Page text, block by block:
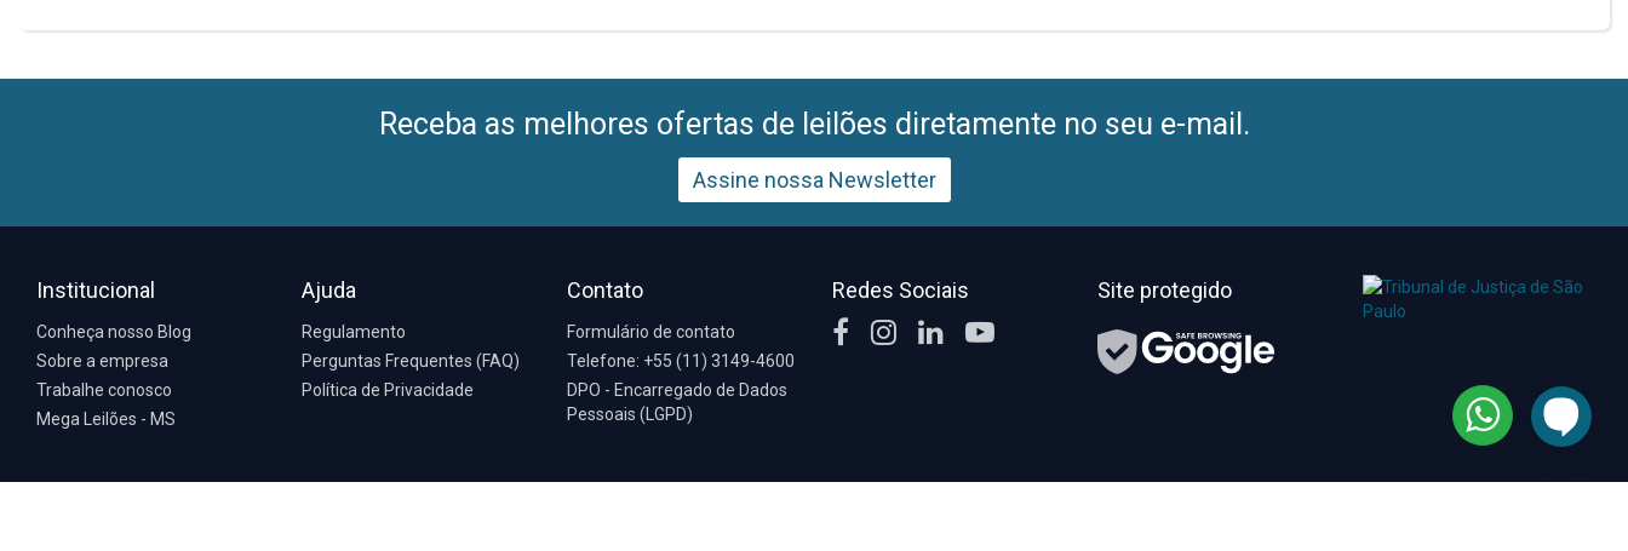
Receba as melhores ofertas de leilões diretamente no seu e-mail.
Assine nossa Newsletter
Institucional
Conheça nosso Blog
Sobre a empresa
Trabalhe conosco
Mega Leilões - MS
Ajuda
Regulamento
Perguntas Frequentes (FAQ)
Política de Privacidade
Contato
Formulário de contato
Telefone: +55 (11) 3149-4600
DPO - Encarregado de Dados
Pessoais (LGPD)
Redes Sociais Site protegido